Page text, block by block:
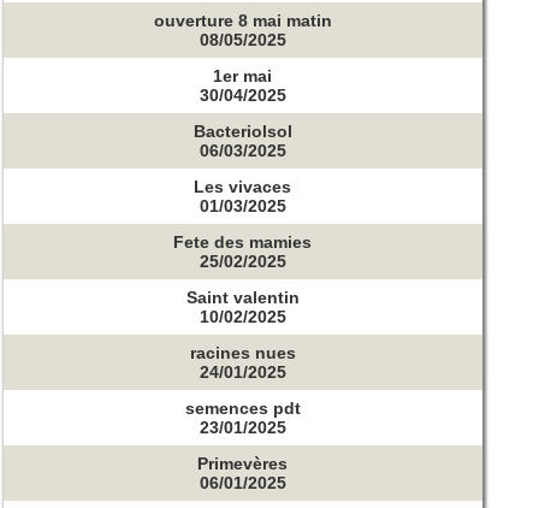
ouverture 8 mai matin
08/05/2025
1er mai
30/04/2025
Bacteriolsol
06/03/2025
Les vivaces
01/03/2025
Fete des mamies
25/02/2025
Saint valentin
10/02/2025
racines nues
24/01/2025
semences pdt
23/01/2025
Primevères
06/01/2025